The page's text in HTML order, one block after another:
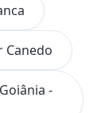
Canedo
-